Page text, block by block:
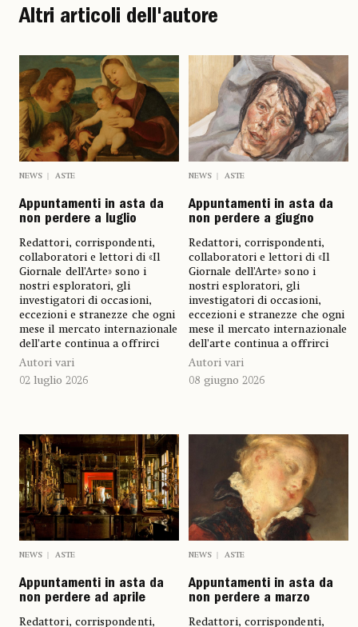
Altri articoli dell'autore
NEWS ASTE
Appuntamenti in asta da
non perdere a luglio
Redattori, corrispondenti,
collaboratori e lettori di «Il
Giornale dell’Arte» sono i
nostri esploratori, gli
investigatori di occasioni,
eccezioni e stranezze che ogni
mese il mercato internazionale
dell’arte continua a offrirci
Autori vari
02 luglio 2026
NEWS ASTE
Appuntamenti in asta da
non perdere a giugno
Redattori, corrispondenti,
collaboratori e lettori di «Il
Giornale dell’Arte» sono i
nostri esploratori, gli
investigatori di occasioni,
eccezioni e stranezze che ogni
mese il mercato internazionale
dell’arte continua a offrirci
Autori vari
08 giugno 2026
NEWS ASTE
Appuntamenti in asta da
non perdere ad aprile
Redattori, corrispondenti,
NEWS ASTE
Appuntamenti in asta da
non perdere a marzo
Redattori, corrispondenti,